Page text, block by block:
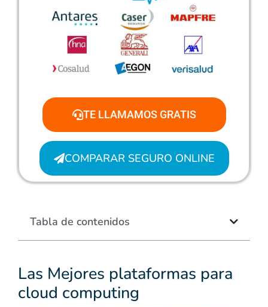
Las Mejores plataformas para
cloud computing
TE LLAMAMOS GRATIS
COMPARAR SEGURO ONLINE
Tabla de contenidos